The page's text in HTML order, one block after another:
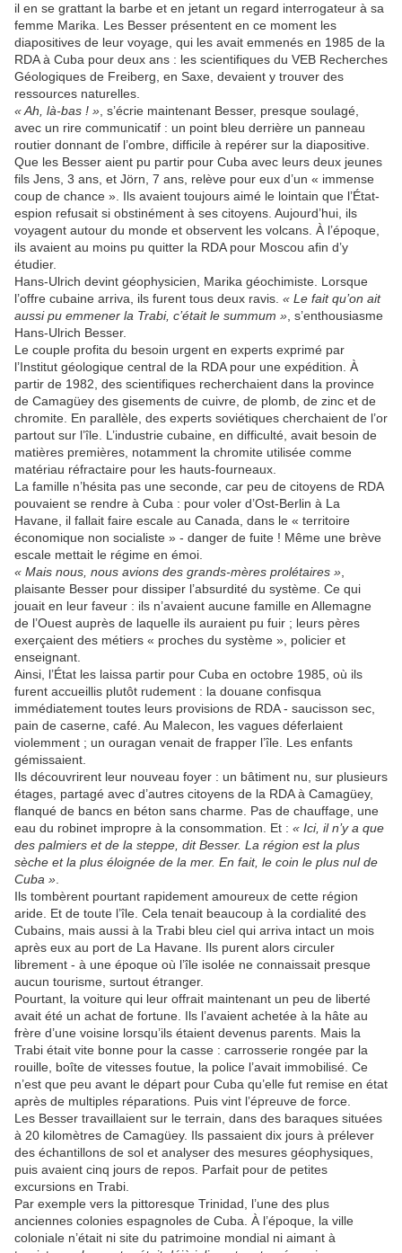
il en se grattant la barbe et en jetant un regard interrogateur à sa
femme Marika. Les Besser présentent en ce moment les
diapositives de leur voyage, qui les avait emmenés en 1985 de la
RDA à Cuba pour deux ans : les scientifiques du VEB Recherches
Géologiques de Freiberg, en Saxe, devaient y trouver des
ressources naturelles.
« Ah, là-bas ! » , s’écrie maintenant Besser, presque soulagé,
avec un rire communicatif : un point bleu derrière un panneau
routier donnant de l’ombre, difficile à repérer sur la diapositive.
Que les Besser aient pu partir pour Cuba avec leurs deux jeunes
fils Jens, 3 ans, et Jörn, 7 ans, relève pour eux d’un « immense
coup de chance ». Ils avaient toujours aimé le lointain que l’État-
espion refusait si obstinément à ses citoyens. Aujourd’hui, ils
voyagent autour du monde et observent les volcans. À l’époque,
ils avaient au moins pu quitter la RDA pour Moscou afin d’y
étudier.
Hans-Ulrich devint géophysicien, Marika géochimiste. Lorsque
l’offre cubaine arriva, ils furent tous deux ravis. « Le fait qu’on ait
aussi pu emmener la Trabi, c’était le summum » , s’enthousiasme
Hans-Ulrich Besser.
Le couple profita du besoin urgent en experts exprimé par
l’Institut géologique central de la RDA pour une expédition. À
partir de 1982, des scientifiques recherchaient dans la province
de Camagüey des gisements de cuivre, de plomb, de zinc et de
chromite. En parallèle, des experts soviétiques cherchaient de l’or
partout sur l’île. L’industrie cubaine, en difficulté, avait besoin de
matières premières, notamment la chromite utilisée comme
matériau réfractaire pour les hauts-fourneaux.
La famille n’hésita pas une seconde, car peu de citoyens de RDA
pouvaient se rendre à Cuba : pour voler d’Ost-Berlin à La
Havane, il fallait faire escale au Canada, dans le « territoire
économique non socialiste » - danger de fuite ! Même une brève
escale mettait le régime en émoi.
« Mais nous, nous avions des grands-mères prolétaires »
plaisante Besser pour dissiper l’absurdité du système. Ce qui
jouait en leur faveur : ils n’avaient aucune famille en Allemagne
de l’Ouest auprès de laquelle ils auraient pu fuir ; leurs pères
exerçaient des métiers « proches du système », policier et
enseignant.
Ainsi, l’État les laissa partir pour Cuba en octobre 1985, où ils
furent accueillis plutôt rudement : la douane confisqua
immédiatement toutes leurs provisions de RDA - saucisson sec,
pain de caserne, café. Au Malecon, les vagues déferlaient
violemment ; un ouragan venait de frapper l’île. Les enfants
gémissaient.
Ils découvrirent leur nouveau foyer : un bâtiment nu, sur plusieurs
étages, partagé avec d’autres citoyens de la RDA à Camagüey,
flanqué de bancs en béton sans charme. Pas de chauffage, une
eau du robinet impropre à la consommation. Et : « Ici, il n’y a que
des palmiers et de la steppe, dit Besser. La région est la plus
sèche et la plus éloignée de la mer. En fait, le coin le plus nul de
Cuba »
Ils tombèrent pourtant rapidement amoureux de cette région
aride. Et de toute l’île. Cela tenait beaucoup à la cordialité des
Cubains, mais aussi à la Trabi bleu ciel qui arriva intact un mois
après eux au port de La Havane. Ils purent alors circuler
librement - à une époque où l’île isolée ne connaissait presque
aucun tourisme, surtout étranger.
Pourtant, la voiture qui leur offrait maintenant un peu de liberté
avait été un achat de fortune. Ils l’avaient achetée à la hâte au
frère d’une voisine lorsqu’ils étaient devenus parents. Mais la
Trabi était vite bonne pour la casse : carrosserie rongée par la
rouille, boîte de vitesses foutue, la police l’avait immobilisé. Ce
n’est que peu avant le départ pour Cuba qu’elle fut remise en état
après de multiples réparations. Puis vint l’épreuve de force.
Les Besser travaillaient sur le terrain, dans des baraques situées
à 20 kilomètres de Camagüey. Ils passaient dix jours à prélever
des échantillons de sol et analyser des mesures géophysiques,
puis avaient cinq jours de repos. Parfait pour de petites
excursions en Trabi.
Par exemple vers la pittoresque Trinidad, l’une des plus
anciennes colonies espagnoles de Cuba. À l’époque, la ville
coloniale n’était ni site du patrimoine mondial ni aimant à